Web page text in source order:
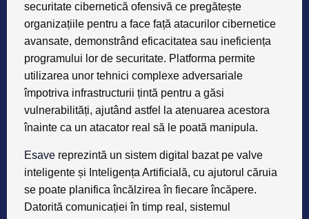
securitate cibernetică ofensivă ce pregătește
organizațiile pentru a face față atacurilor cibernetice
avansate, demonstrând eficacitatea sau ineficiența
programului lor de securitate. Platforma permite
utilizarea unor tehnici complexe adversariale
împotriva infrastructurii țintă pentru a găsi
vulnerabilități, ajutând astfel la atenuarea acestora
înainte ca un atacator real să le poată manipula.
Esave reprezintă un sistem digital bazat pe valve
inteligente și Inteligența Artificială, cu ajutorul căruia
se poate planifica încălzirea în fiecare încăpere.
Datorită comunicației în timp real, sistemul